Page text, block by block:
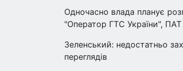
Одночасно влада планує
"Оператор ГТС України",
Зеленський: недостатньо
переглядів